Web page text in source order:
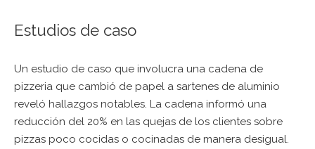
Estudios de caso
Un estudio de caso que involucra una cadena de
pizzeria que cambió de papel a sartenes de aluminio
reveló hallazgos notables. La cadena informó una
reducción del 20% en las quejas de los clientes sobre
pizzas poco cocidas o cocinadas de manera desigual.